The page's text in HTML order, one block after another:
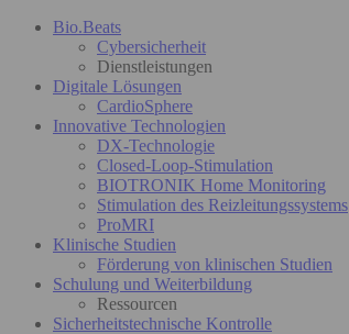
Bio.Beats
Cybersicherheit
Dienstleistungen
Digitale Lösungen
CardioSphere
Innovative Technologien
DX-Technologie
Closed-Loop-Stimulation
BIOTRONIK Home Monitoring
Stimulation des Reizleitungssystems
ProMRI
Klinische Studien
Förderung von klinischen Studien
Schulung und Weiterbildung
Ressourcen
Sicherheitstechnische Kontrolle